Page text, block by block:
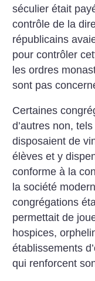
séculier était
contrôle de la
républicains
pour contrôler
les ordres
sont pas
Certaines
d’autres non,
disposaient de
élèves et y
conforme à la
la société
congrégations
permettait de
hospices,
établissements
qui renforcent